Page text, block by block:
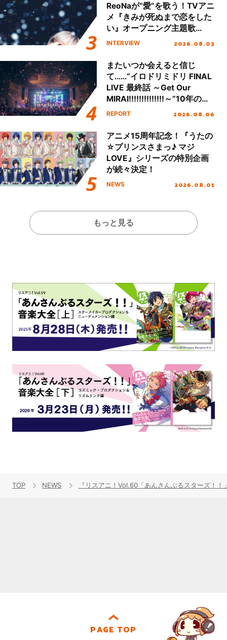
ReoNaが“愛”を歌う！TVアニ
メ『きみが死ぬまで恋をした
い』オープニング主題歌
「Amore」インタビュー
INTERVIEW 2026.08.03
またいつか会えると信じ
て……“イロドリミドリ FINAL
LIVE 最終話 ～Get Our
MIRAI!!!!!!!!!!!!!!～”10年の活
動を経てファイナルを迎える
REPORT 2026.08.06
アニメ15周年記念！『うたの
☆プリンスさまっ♪ マジ
LOVE』シリーズの特別企画
が続々決定！
NEWS 2026.08.01
もっと見る
TOP NEWS 『リスアニ！Vol.60「あんさんぶるスターズ！
PAGE TOP